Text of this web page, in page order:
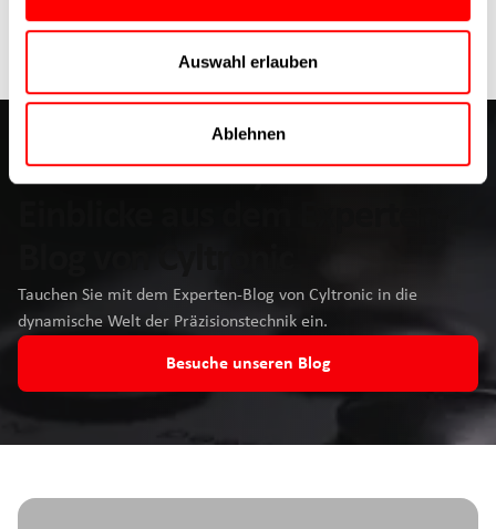
Auswahl erlauben
Ablehnen
Motion Mastery im Inneren:
Tauchen Sie mit dem Experten-Blog von Cyltronic in die
dynamische Welt der Präzisionstechnik ein.
Besuche unseren Blog